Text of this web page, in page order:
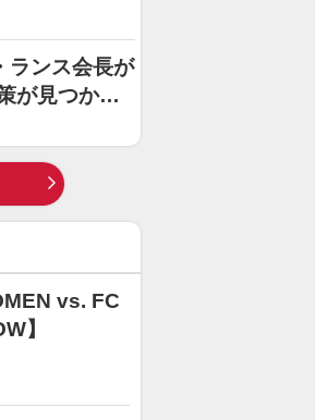
ランス会長が
が見つから
vs. FC
】